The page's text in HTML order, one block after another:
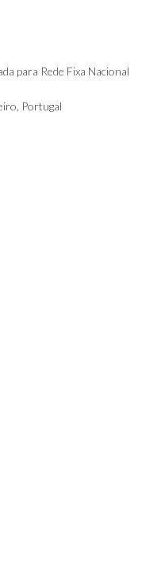
para Rede Fixa Nacional
Portugal